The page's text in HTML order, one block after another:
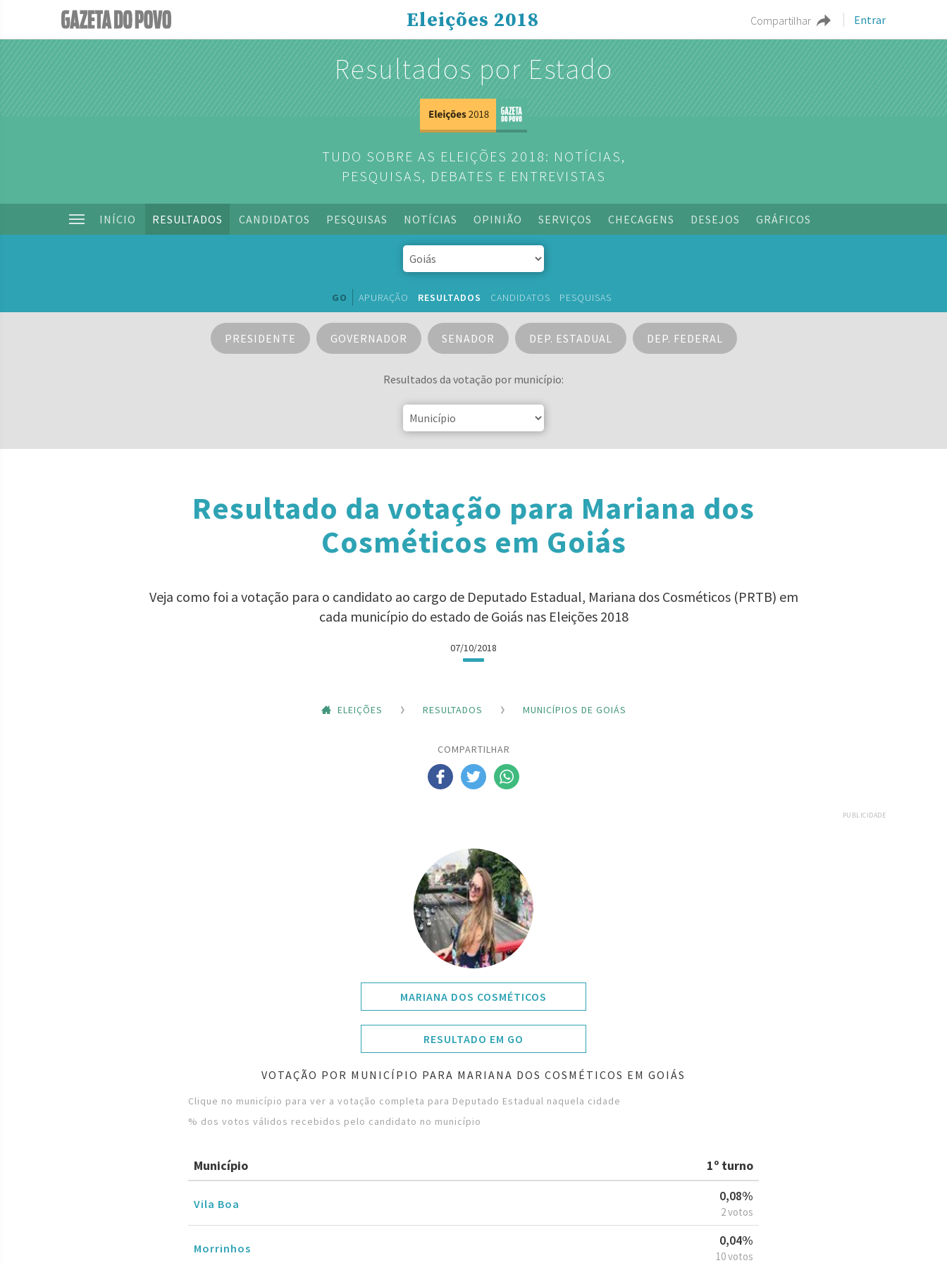
Compartilhar Entrar
Eleições 2018
Resultados por Estado
TUDO SOBRE AS ELEIÇÕES 2018: NOTÍCIAS,
PESQUISAS, DEBATES E ENTREVISTAS
INÍCIO RESULTADOS CANDIDATOS PESQUISAS NOTÍCIAS OPINIÃO SERVIÇOS CHECAGENS DESEJOS GRÁFICOS
GO APURAÇÃO RESULTADOS CANDIDATOS PESQUISAS
PRESIDENTE GOVERNADOR SENADOR DEP. ESTADUAL DEP. FEDERAL
Resultados da votação por município:
Resultado da votação para Mariana dos
Cosméticos em Goiás
Veja como foi a votação para o candidato ao cargo de Deputado Estadual, Mariana dos Cosméticos (PRTB) em
cada município do estado de Goiás nas Eleições 2018
07/10/2018
ELEIÇÕES RESULTADOS MUNICÍPIOS DE GOIÁS
COMPARTILHAR
PUBLICIDADE
MARIANA DOS COSMÉTICOS
RESULTADO EM GO
VOTAÇÃO POR MUNICÍPIO PARA MARIANA DOS COSMÉTICOS EM GOIÁS
Clique no município para ver a votação completa para Deputado Estadual naquela cidade
% dos votos válidos recebidos pelo candidato no município
Município 1º turno
Vila Boa
0,08%
2 votos
Morrinhos
0,04%
10 votos